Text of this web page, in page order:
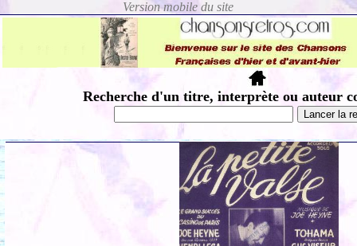
Recherche d'un titre, interprète ou auteur